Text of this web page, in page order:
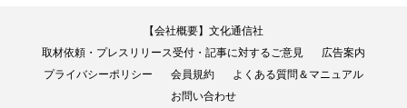
【会社概要】文化通信社
取材依頼・プレスリリース受付・記事に対するご意見
広告案内
プライバシーポリシー
会員規約
よくある質問＆マニュアル
お問い合わせ